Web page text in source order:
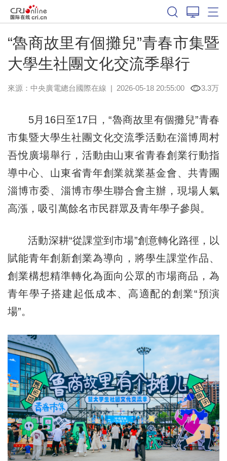
“魯商故里有個攤兒”青春市集暨
大學生社團文化交流季舉行
來源：中央廣電總台國際在線 | 2026-05-18 20:55:00 3.3万
5月16日至17日，“魯商故里有個攤兒”青春
市集暨大學生社團文化交流季活動在淄博周村
吾悅廣場舉行，活動由山東省青春創業行動指
導中心、山東省青年創業就業基金會、共青團
淄博市委、淄博市學生聯合會主辦，現場人氣
高漲，吸引萬餘名市民群眾及青年學子參與。
活動深耕“從課堂到市場”創意轉化路徑，以
賦能青年創新創業為導向，將學生課堂作品、
創業構想精準轉化為面向公眾的市場商品，為
青年學子搭建起低成本、高適配的創業“預演
場”。